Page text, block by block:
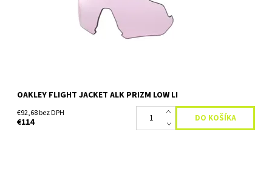
Skladom
OAKLEY FLIGHT JACKET ALK PRIZM LOW LI
€92,68 bez DPH
€114